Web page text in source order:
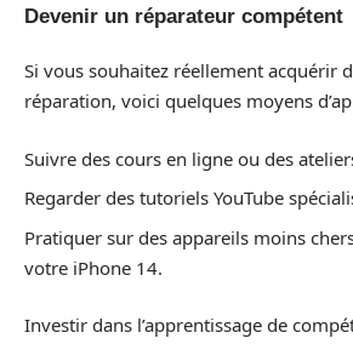
Devenir un réparateur compétent
Si vous souhaitez réellement acquérir
réparation, voici quelques moyens
Suivre des cours en ligne ou des
Regarder des tutoriels YouTube
Pratiquer sur des appareils moins
votre iPhone 14.
Investir dans l’apprentissage de